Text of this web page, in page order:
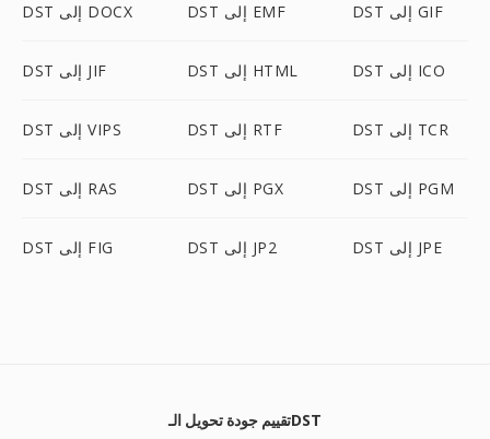
DST إلى DOCX DST إلى EMF DST إلى GIF
DST إلى JIF DST إلى HTML DST إلى ICO
DST إلى VIPS DST إلى RTF DST إلى TCR
DST إلى RAS DST إلى PGX DST إلى PGM
DST إلى FIG DST إلى JP2 DST إلى JPE
تقييم جودة تحويل الـDST